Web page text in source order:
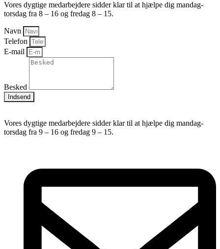
Vores dygtige medarbejdere sidder klar til at hjælpe dig mandag-
torsdag fra 8 – 16 og fredag 8 – 15.
Navn
Telefon
E-mail
Besked
Indsend
Vores dygtige medarbejdere sidder klar til at hjælpe dig mandag-
torsdag fra 9 – 16 og fredag 9 – 15.